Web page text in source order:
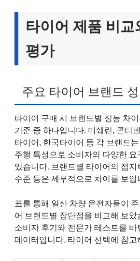
타이어 제품 비교
평가
주요 타이어 브랜드
타이어 구매 시 브랜드별 성능 차
기준 중 하나입니다. 미쉐린, 콘티
타이어, 한국타이어 등 각 브랜드
주행 특성으로 소비자의 다양한 요
있습니다. 브랜드별 타이어의 접지
수준 등은 세부적으로 차이를 보입
표를 통해 일산 차량 운전자들이
어 브랜드별 장단점을 비교해 보았
소비자 후기와 전문가 테스트를 바
데이터입니다. 타이어 선택에 참고